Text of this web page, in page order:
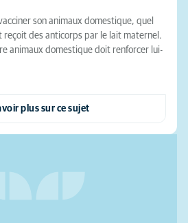
son animaux domestique, quel
reçoit des anticorps par le lait maternel.
animaux domestique doit renforcer lui-
plus sur ce sujet